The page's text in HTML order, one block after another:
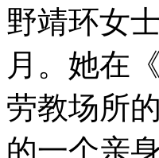
野靖环女
月。她在
劳教场所
的一个亲